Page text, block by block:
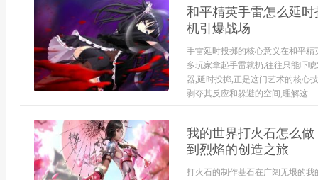
和平精英手雷怎么延
机引爆战场
手雷延时投掷的核心意义在和平
多玩家拿起手雷就扔,往往只能吓
器,延时投掷,正是这门艺术的核心
剥夺其反应和躲避的空间,理解这...
我的世界打火石怎么
到烈焰的创造之旅
打火石的制作基石在广阔无垠的